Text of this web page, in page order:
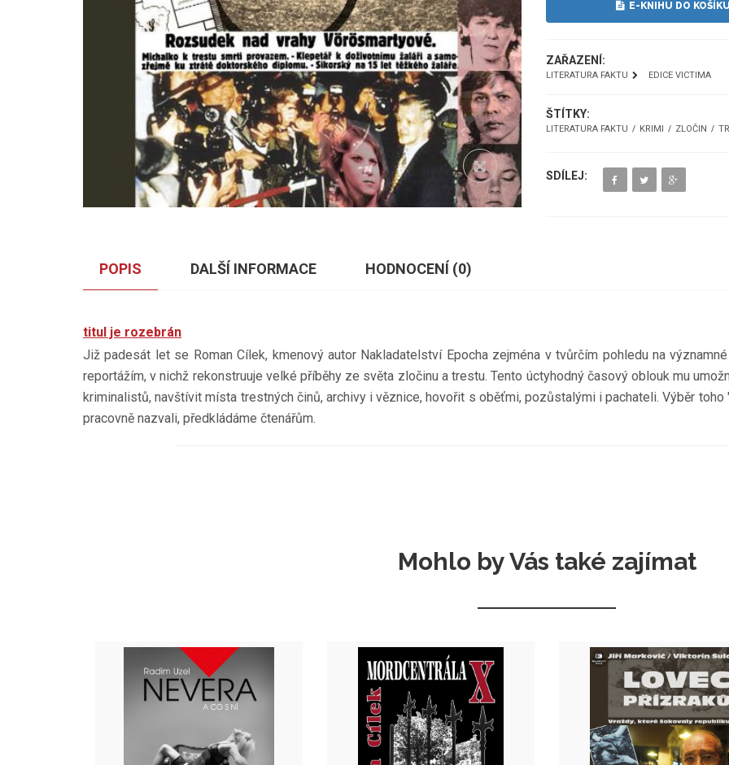
E-KNIHU DO
ZAŘAZENÍ:
LITERATURA FAKTU EDICE VICTIMA
ŠTÍTKY:
LITERATURA FAKTU KRIMI ZLOČIN
SDÍLEJ:
POPIS DALŠÍ INFORMACE HODNOCENÍ (0)
titul je rozebrán
Již padesát let se Roman Cílek, kmenový autor Nakladatelství Epocha zejména v tvůrčím pohledu na
reportážím, v nichž rekonstruuje velké příběhy ze světa zločinu a trestu. Tento úctyhodný časový oblouk mu
kriminalistů, navštívit místa trestných činů, archivy i věznice, hovořit s oběťmi, pozůstalými i pachateli. Výběr
pracovně nazvali, předkládáme čtenářům.
Mohlo by Vás také zajímat